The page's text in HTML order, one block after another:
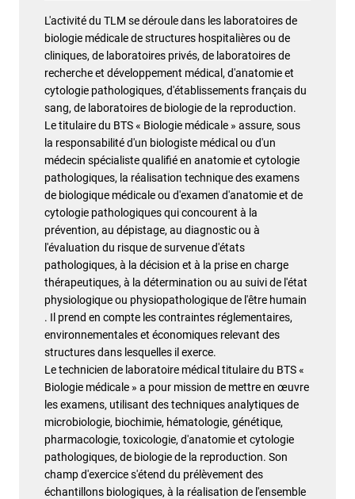
L'activité du TLM se déroule dans les laboratoires de
biologie médicale de structures hospitalières ou de
cliniques, de laboratoires privés, de laboratoires de
recherche et développement médical, d'anatomie et
cytologie pathologiques, d'établissements français du
sang, de laboratoires de biologie de la reproduction.
Le titulaire du BTS « Biologie médicale » assure, sous
la responsabilité d'un biologiste médical ou d'un
médecin spécialiste qualifié en anatomie et cytologie
pathologiques, la réalisation technique des examens
de biologique médicale ou d'examen d'anatomie et de
cytologie pathologiques qui concourent à la
prévention, au dépistage, au diagnostic ou à
l'évaluation du risque de survenue d'états
pathologiques, à la décision et à la prise en charge
thérapeutiques, à la détermination ou au suivi de l'état
physiologique ou physiopathologique de l'être humain
. Il prend en compte les contraintes réglementaires,
environnementales et économiques relevant des
structures dans lesquelles il exerce.
Le technicien de laboratoire médical titulaire du BTS «
Biologie médicale » a pour mission de mettre en œuvre
les examens, utilisant des techniques analytiques de
microbiologie, biochimie, hématologie, génétique,
pharmacologie, toxicologie, d'anatomie et cytologie
pathologiques, de biologie de la reproduction. Son
champ d'exercice s'étend du prélèvement des
échantillons biologiques, à la réalisation de l'ensemble